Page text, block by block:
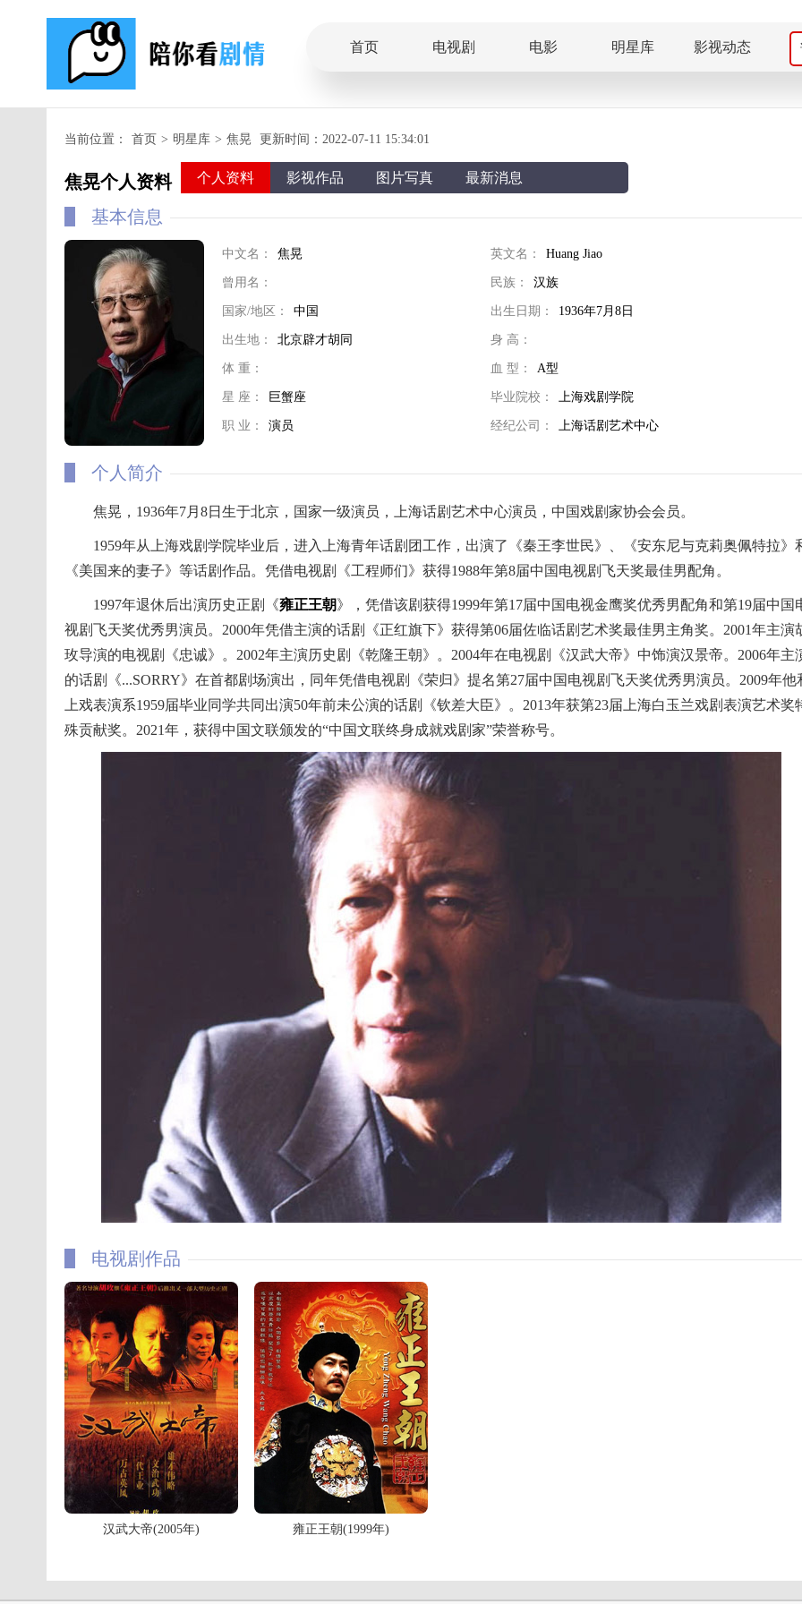
首页 电视剧 电影 明星库 影视动态
当前位置： 首页 > 明星库 > 焦晃 更新时间：2022-07-11 15:34:01
焦晃个人资料 个人资料 影视作品 图片写真 最新消息
基本信息
中文名： 焦晃 英文名： Huang Jiao
曾用名： 民族： 汉族
国家/地区： 中国 出生日期： 1936年7月8日
出生地： 北京辟才胡同 身 高：
体 重： 血 型： A型
星 座： 巨蟹座 毕业院校： 上海戏剧学院
职 业： 演员 经纪公司： 上海话剧艺术中心
个人简介
焦晃，1936年7月8日生于北京，国家一级演员，上海话剧艺术中心演员，中国戏剧家协会会员。
1959年从上海戏剧学院毕业后，进入上海青年话剧团工作，出演了《秦王李世民》、《安东尼与克莉奥佩特拉》
《美国来的妻子》等话剧作品。凭借电视剧《工程师们》获得1988年第8届中国电视剧飞天奖最佳男配角。
1997年退休后出演历史正剧《雍正王朝》，凭借该剧获得1999年第17届中国电视金鹰奖优秀男配角和第19届中国
视剧飞天奖优秀男演员。2000年凭借主演的话剧《正红旗下》获得第06届佐临话剧艺术奖最佳男主角奖。2001年主演
玫导演的电视剧《忠诚》。2002年主演历史剧《乾隆王朝》。2004年在电视剧《汉武大帝》中饰演汉景帝。2006年主
的话剧《...SORRY》在首都剧场演出，同年凭借电视剧《荣归》提名第27届中国电视剧飞天奖优秀男演员。2009年他
上戏表演系1959届毕业同学共同出演50年前未公演的话剧《钦差大臣》。2013年获第23届上海白玉兰戏剧表演艺术奖
殊贡献奖。2021年，获得中国文联颁发的“中国文联终身成就戏剧家”荣誉称号。
电视剧作品
汉武大帝(2005年) 雍正王朝(1999年)